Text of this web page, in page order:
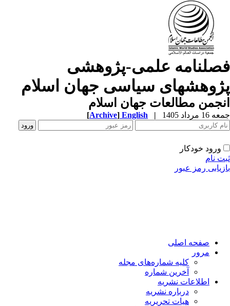
علمی-پژوهشی
سیاسی جهان اسلام
مطالعات جهان اسلام
مرداد 1405 |
English
[Archive]
ورود خودکار
نام
رمز عبور
صفحه اصلی
مرور
کلیه شماره‌های مجله
آخرین شماره
اطلاعات نشریه
درباره نشریه
هیات تحریریه